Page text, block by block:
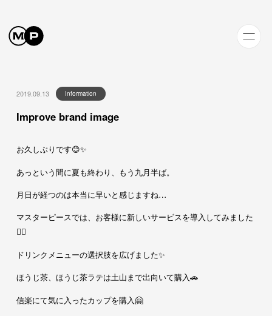
2019.09.13 Information
Improve brand image
お久しぶりです😊✨
あっという間に夏も終わり、もう九月半ば。
月日が経つのは本当に早いと感じますね…
マスターピースでは、お客様に新しいサービスを導入してみました
💁‍♀️
ドリンクメニューの選択肢を広げました✨
ほうじ茶、ほうじ茶ラテは土山まで出向いて購入🚗
信楽にて気に入ったカップを購入🤗